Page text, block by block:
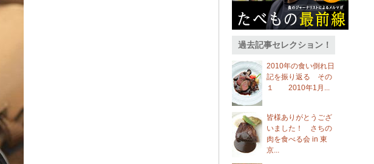
過去記事セレクション！
2010年の食い倒れ日
記を振り返る その
１ 2010年1月...
皆様ありがとうござ
いました！ さちの
肉を食べる会 in 東
京...